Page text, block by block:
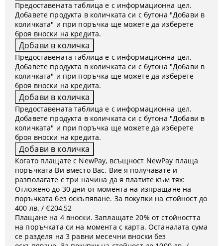
Предоставената таблица е с информационна цел.
Добавете продукта в количката си с бутона "Добави в
количката" и при поръчка ще можете да изберете
броя вноски на кредита.
Предоставената таблица е с информационна цел.
Добавете продукта в количката си с бутона "Добави в
количката" и при поръчка ще можете да изберете
броя вноски на кредита.
Предоставената таблица е с информационна цел.
Добавете продукта в количката си с бутона "Добави в
количката" и при поръчка ще можете да изберете
броя вноски на кредита.
Когато плащате с NewPay, всъщност NewPay плаща
поръчката Ви вместо Вас. Вие я получавате и
разполагате с три начина да я платите към тях:
Отложено до 30 дни от момента на изпращане на
поръчката без оскъпяване. За покупки на стойност до
400 лв. / €204,52
Плащане на 4 вноски. Заплащате 20% от стойността
на поръчката си на момента с карта. Останалата сума
се разделя на 3 равни месечни вноски без